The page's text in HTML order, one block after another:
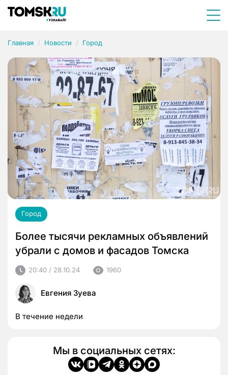
Главная Новости Город
Город
Более тысячи рекламных объявлений
убрали с домов и фасадов Томска
20:40 / 28.10.24 1960
Евгения Зуева
В течение недели
Мы в социальных сетях: